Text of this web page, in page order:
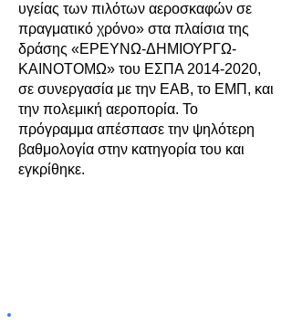
υγείας των πιλότων αεροσκαφών σε
πραγματικό χρόνο» στα πλαίσια της
δράσης «ΕΡΕΥΝΩ-ΔΗΜΙΟΥΡΓΩ-
ΚΑΙΝΟΤΟΜΩ» του ΕΣΠΑ 2014-2020,
σε συνεργασία με την ΕΑΒ, το ΕΜΠ, και
την πολεμική αεροπορία. To
πρόγραμμα απέσπασε την ψηλότερη
βαθμολογία στην κατηγορία του και
εγκρίθηκε.